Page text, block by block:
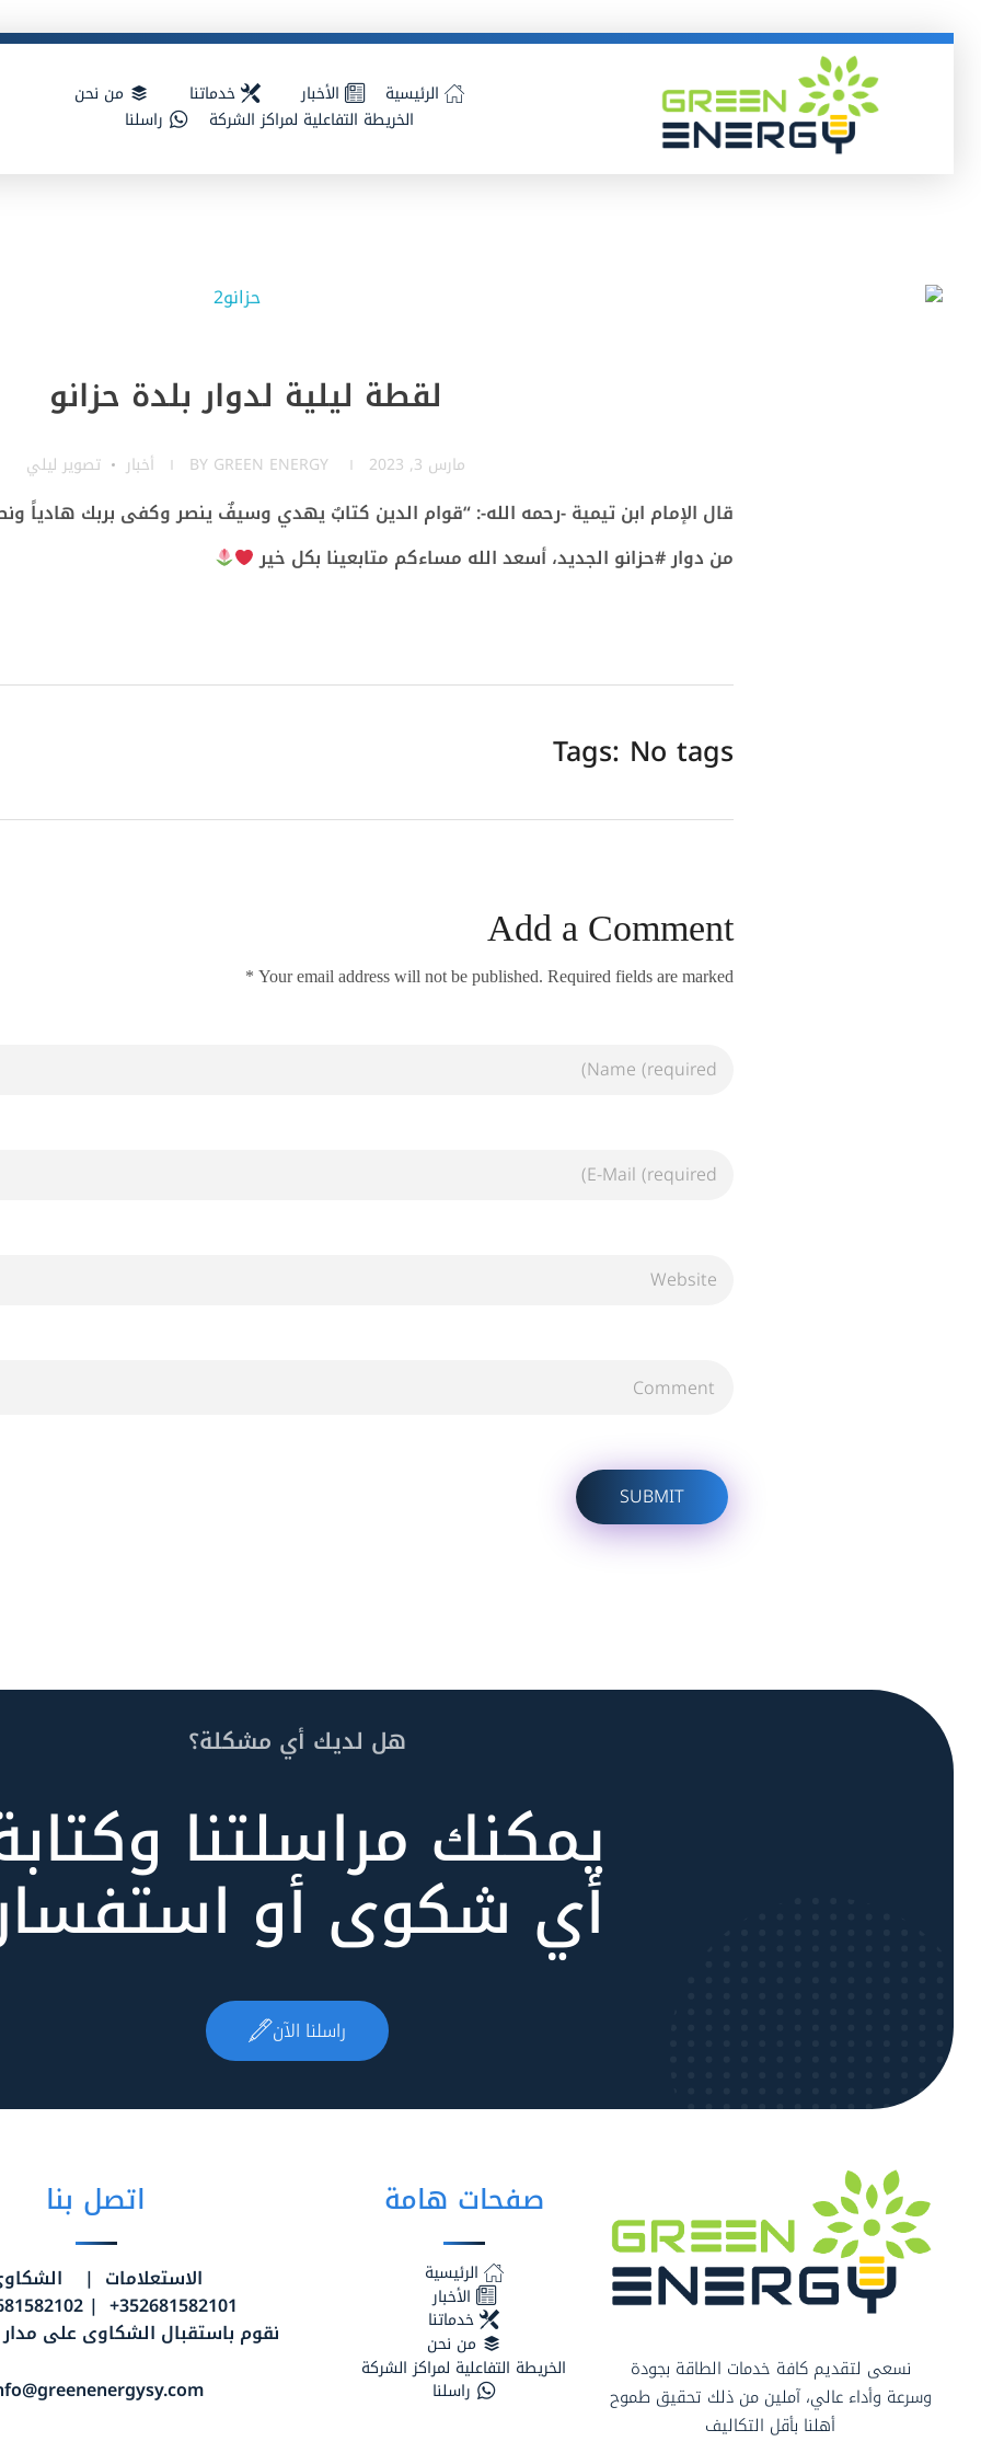
الرئيسية الأخبار خدماتنا
من نحن
الخريطة التفاعلية لمراكز الشركة
راسلنا
لقطة ليلية لدوار بلدة حزانو
مارس 3, 2023 BY GREEN ENERGY أخبار تصوير ليلي
قال الإمام ابن تيمية -رحمه الله-: “قوام الدين كتابٌ يهدي وسيفٌ ينصر وكفى بربك هادياً
من دوار #حزانو الجديد، أسعد الله مساءكم متابعينا بكل خير
Tags: No tags
Add a Comment
Your email address will not be published. Required fields are marked *
هل لديك أي مشكلة؟
يمكنك مراسلتنا
أي شكوى أو
راسلنا الآن
نسعى لتقديم كافة خدمات الطاقة بجودة
وسرعة وأداء عالي، آملين من ذلك تحقيق طموح
أهلنا بأقل التكاليف
صفحات هامة
الرئيسية
الأخبار
خدماتنا
من نحن
الخريطة التفاعلية لمراكز الشركة
راسلنا
اتصل بنا
الاستعلامات |
352681582101+ | 352681582102+
نقوم باستقبال الشكاوى على مدار الـ24